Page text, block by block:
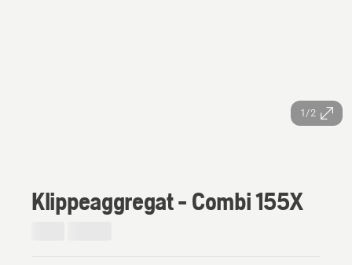
1/2
Klippeaggregat - Combi 155X